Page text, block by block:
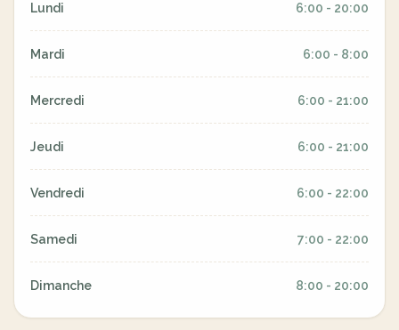
Lundi 6:00 - 20:00
Mardi 6:00 - 8:00
Mercredi 6:00 - 21:00
Jeudi 6:00 - 21:00
Vendredi 6:00 - 22:00
Samedi 7:00 - 22:00
Dimanche 8:00 - 20:00